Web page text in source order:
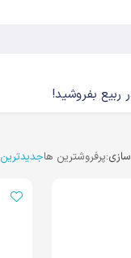
ربیع بفروشید!
پرفروشترین هاجدیدترین